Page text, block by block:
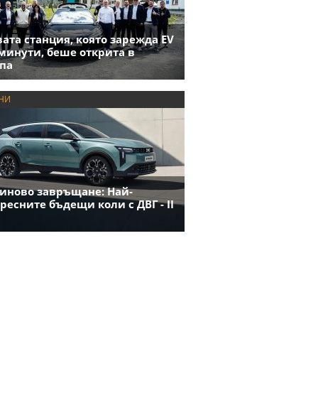
станция, която зарежда EV
беше открита в
завръщане: Най-
бъдещи коли с ДВГ - II